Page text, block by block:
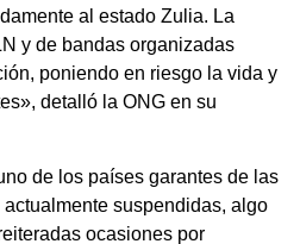
al estado Zulia. La
y de bandas organizadas
poniendo en riesgo la vida y
detalló la ONG en su
de los países garantes de las
suspendidas, algo
ocasiones por